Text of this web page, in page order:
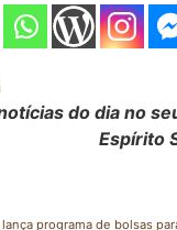
do dia no
Espírito